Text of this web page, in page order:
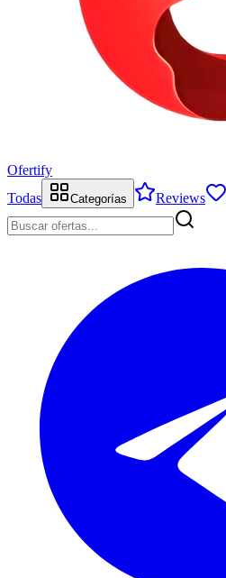
Ofertify
Todas
Categorías Reviews